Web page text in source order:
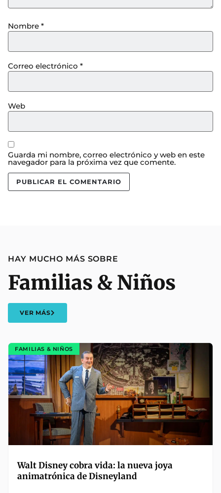
Nombre *
Correo electrónico *
Web
Guarda mi nombre, correo electrónico y web en este
navegador para la próxima vez que comente.
HAY MUCHO MÁS SOBRE
Familias & Niños
VER MÁS
FAMILIAS & NIÑOS
Walt Disney cobra vida: la nueva joya
animatrónica de Disneyland